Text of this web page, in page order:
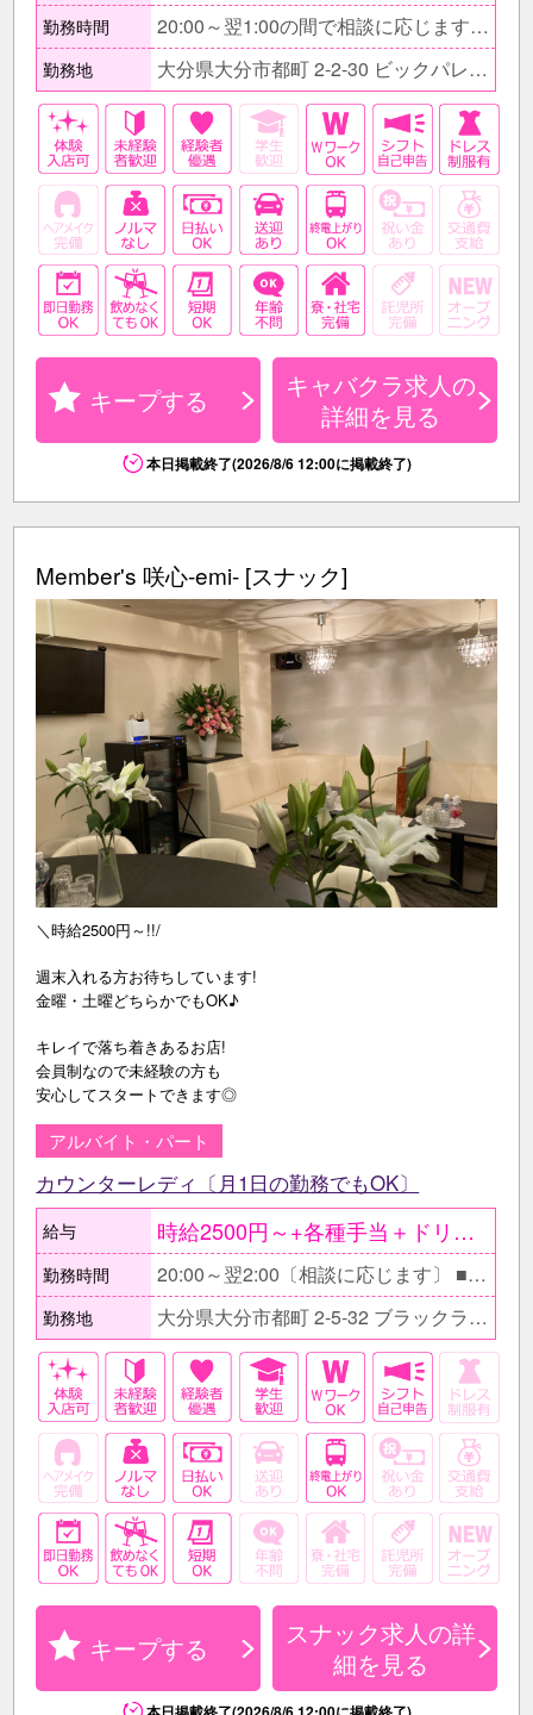
勤務時間 20:00～翌1:00の間で相談に応じます。 ■短時間勤務もOK。 □日によって出勤時間や退勤時間が変わるのもOK。 ■無理な残業をお願いする事はありません。 □早上がりの希望などお気軽にご相談下さい。
勤務地 大分県大分市都町 2-2-30 ビックパレスビル2F
キープする
キャバクラ求人の
詳細を見る
本日掲載終了(2026/8/6 12:00に掲載終了)
Member's 咲心-emi- [スナック]
＼時給2500円～!!/
週末入れる方お待ちしています!
金曜・土曜どちらかでもOK♪
キレイで落ち着きあるお店!
会員制なので未経験の方も
安心してスタートできます◎
アルバイト・パート
カウンターレディ〔月1日の勤務でもOK〕
給与 時給2500円～+各種手当＋ドリンクバック ＜月収例＞ ◎Wワークで週2～3日の勤務 時給2500円×1日5h×週2日〔月9日〕 …月収11万2500円 ◎週末の入れるタイミングで…月3回 時給2500円×1日5h×月3日 …月収3万7500円
勤務時間 20:00～翌2:00〔相談に応じます〕 ■仕事帰りにサクッと働ける 時間帯です。
勤務地 大分県大分市都町 2-5-32 ブラックライン8ビル6F
キープする
スナック求人の詳
細を見る